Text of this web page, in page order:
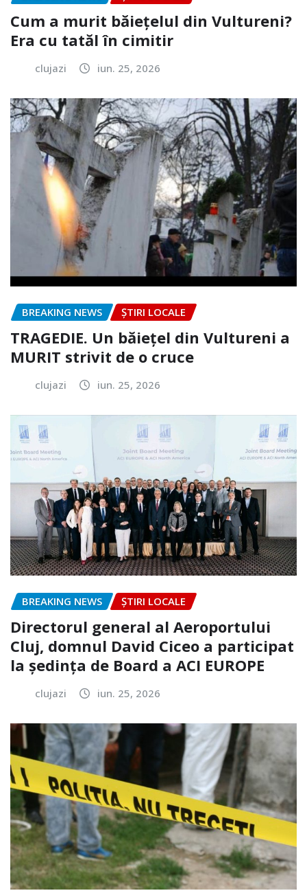
Cum a murit băiețelul din Vultureni?
Era cu tatăl în cimitir
clujazi iun. 25, 2026
BREAKING NEWS ȘTIRI LOCALE
TRAGEDIE. Un băiețel din Vultureni a
MURIT strivit de o cruce
clujazi iun. 25, 2026
BREAKING NEWS ȘTIRI LOCALE
Directorul general al Aeroportului
Cluj, domnul David Ciceo a participat
la ședința de Board a ACI EUROPE
clujazi iun. 25, 2026